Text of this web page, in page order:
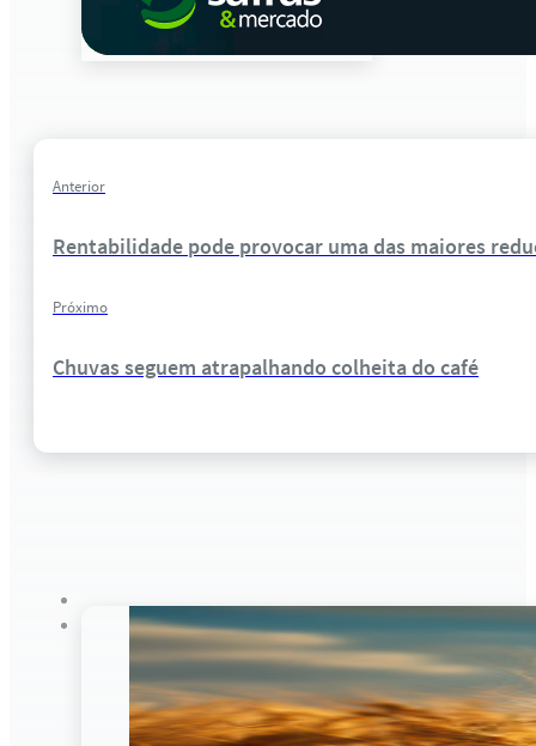
Anterior
Rentabilidade pode provocar uma das maiores
Próximo
Chuvas seguem atrapalhando colheita do café